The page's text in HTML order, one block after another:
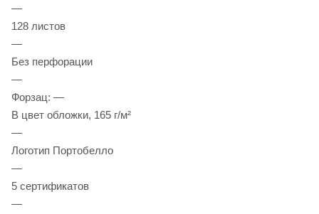
—
128 листов
—
Без перфорации
—
Форзац: —
В цвет обложки, 165 г/м²
—
Логотип Портобелло
—
5 сертификатов
—